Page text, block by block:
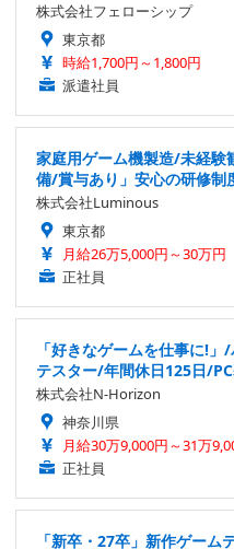
株式会社フェローシップ
東京都
時給1,700円～1,800円
派遣社員
家庭用ゲーム機製造/未経
備/賞与あり」安心の研修制
株式会社Luminous
東京都
月給26万5,000円～30万円
正社員
「好きなゲームを仕事に!
テスター/年間休日125日/
株式会社N-Horizon
神奈川県
月給30万9,000円～31万
正社員
「新卒・27卒」新作ゲー